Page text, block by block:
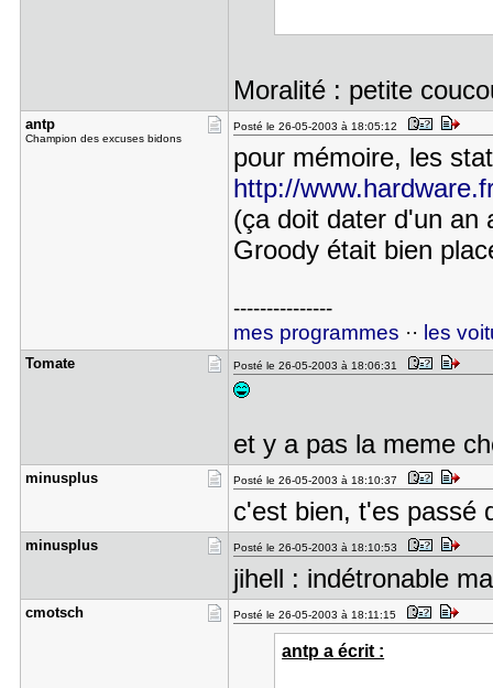
Moralité : petite
antp
Champion des excuses bidons
Posté le 26-05-2003 à 18:05:12
pour mémoire, les
http://
(ça doit dater d'un an
Groody était bien
---------------
mes programmes ·· les
Tomate Posté le 26-05-2003 à 18:06:31
et y a pas la meme
minusplus Posté le 26-05-2003 à 18:10:37
c'est bien, t'es passé
minusplus Posté le 26-05-2003 à 18:10:53
jihell : indétronable
cmotsch Posté le 26-05-2003 à 18:11:15
antp a écrit :